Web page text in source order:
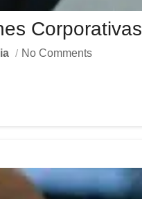
Corporativas
No Comments